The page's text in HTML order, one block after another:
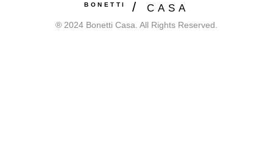
BONETTI CASA
® 2024 Bonetti Casa. All Rights Reserved.